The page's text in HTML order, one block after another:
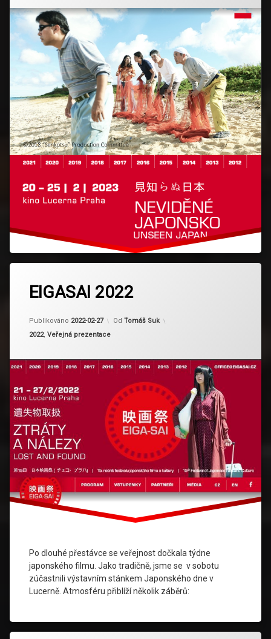
EIGASAI 2022
Publikováno 2022-02-27
Aktualizováno
Od Tomáš Suk
Kategorie:
2022, Veřejná prezentace
Po dlouhé přestávce se veřejnost dočkala týdne
japonského filmu. Jako tradičně, jsme se v sobotu
zúčastnili výstavním stánkem Japonského dne v
Lucerně. Atmosféru přiblíží několik záběrů:
Eigasai